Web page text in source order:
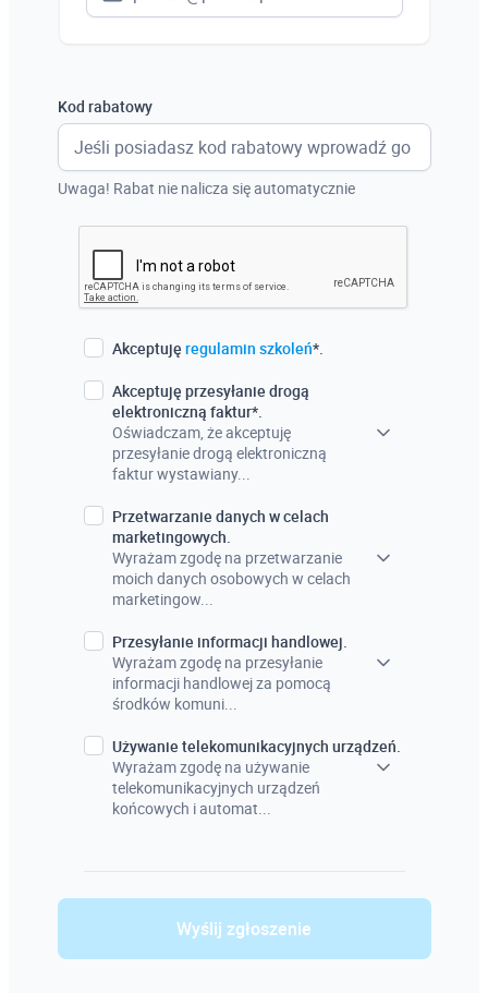
Kod rabatowy
Uwaga! Rabat nie nalicza się automatycznie
Akceptuję regulamin szkoleń*.
Akceptuję przesyłanie drogą
elektroniczną faktur*.
Oświadczam, że akceptuję
przesyłanie drogą elektroniczną
faktur wystawiany...
Przetwarzanie danych w celach
marketingowych.
Wyrażam zgodę na przetwarzanie
moich danych osobowych w celach
marketingow...
Przesyłanie informacji handlowej.
Wyrażam zgodę na przesyłanie
informacji handlowej za pomocą
środków komuni...
Używanie telekomunikacyjnych urządzeń.
Wyrażam zgodę na używanie
telekomunikacyjnych urządzeń
końcowych i automat...
Wyślij zgłoszenie
Wielka Brytania
Włochy
Francja
Szwecja
Holandia
Czechy